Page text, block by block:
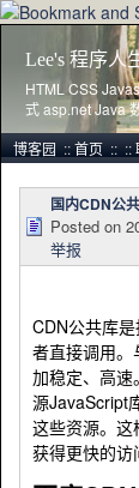
Lee's 程序人
HTML CSS
式 asp.net Java
博客园::首页::::
国内CDN公
Posted on
举报
CDN公共库
者直接调用。
加稳定、高
源JavaScript
这些资源。这
获得更快的访